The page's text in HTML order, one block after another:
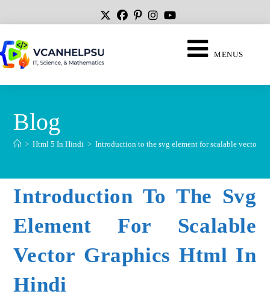
MENUS
Blog
> Html 5 In Hindi > Introduction to the svg element for scalable vector
Introduction To The Svg
Element For Scalable
Vector Graphics Html In
Hindi